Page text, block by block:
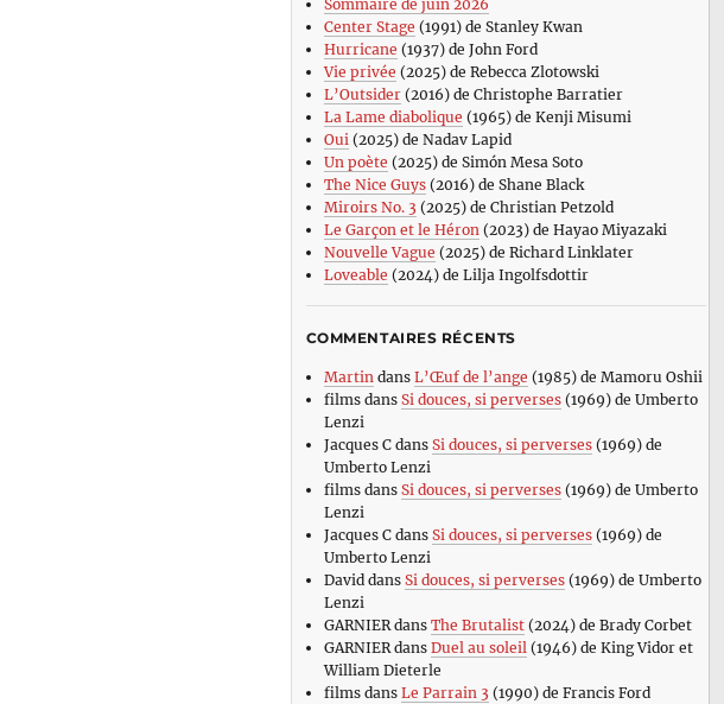
Sommaire de juin 2026
Center Stage (1991) de Stanley Kwan
Hurricane (1937) de John Ford
Vie privée (2025) de Rebecca Zlotowski
L’Outsider(2016) de Christophe Barratier
La Lame diabolique (1965) de Kenji Misumi
Oui(2025) de Nadav Lapid
Un poète (2025) de Simón Mesa Soto
The Nice Guys(2016) de Shane Black
Miroirs No. 3 (2025) de Christian Petzold
Le Garçon et le Héron(2023) de Hayao Miyazaki
Nouvelle Vague (2025) de Richard Linklater
Loveable (2024) de Lilja Ingolfsdottir
COMMENTAIRES RÉCENTS
Martin dans L’Œuf de l’ange (1985) de Mamoru Oshii
filmsdans Si douces, si perverses(1969) de Umberto
Lenzi
Jacques Cdans Si douces, si perverses(1969) de
Umberto Lenzi
filmsdans Si douces, si perverses(1969) de Umberto
Lenzi
Jacques Cdans Si douces, si perverses(1969) de
Umberto Lenzi
David dans Si douces, si perverses(1969) de Umberto
Lenzi
GARNIERdans The Brutalist(2024) de Brady Corbet
GARNIERdans Duel au soleil (1946) de King Vidor et
William Dieterle
filmsdans Le Parrain 3 (1990) de Francis Ford